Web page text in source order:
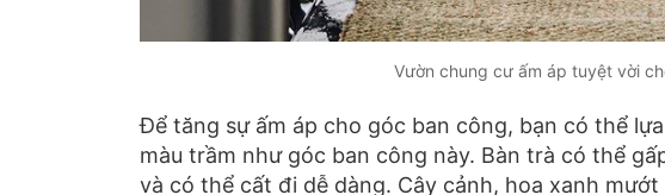
Vườn chung cư ấm áp tuyệt vời
Để tăng sự ấm áp cho góc ban công, bạn có thể
màu trầm như góc ban công này. Bàn trà có thể
và có thể cất đi dễ dàng. Cây cảnh, hoa xanh